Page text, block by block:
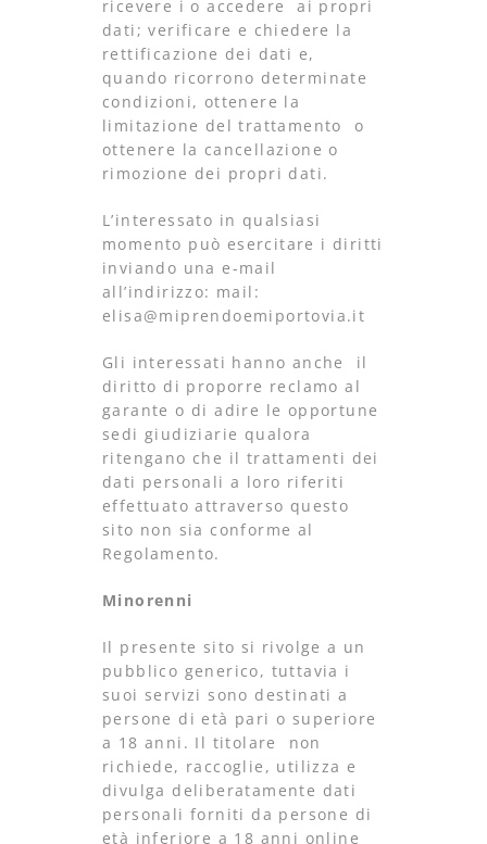
ricevere i o accedere ai propri
dati; verificare e chiedere la
rettificazione dei dati e,
quando ricorrono determinate
condizioni, ottenere la
limitazione del trattamento o
ottenere la cancellazione o
rimozione dei propri dati.
L’interessato in qualsiasi
momento può esercitare i diritti
inviando una e-mail
all’indirizzo: mail:
elisa@miprendoemiportovia.it
Gli interessati hanno anche il
diritto di proporre reclamo al
garante o di adire le opportune
sedi giudiziarie qualora
ritengano che il trattamenti dei
dati personali a loro riferiti
effettuato attraverso questo
sito non sia conforme al
Regolamento.
Minorenni
Il presente sito si rivolge a un
pubblico generico, tuttavia i
suoi servizi sono destinati a
persone di età pari o superiore
a 18 anni. Il titolare non
richiede, raccoglie, utilizza e
divulga deliberatamente dati
personali forniti da persone di
età inferiore a 18 anni online